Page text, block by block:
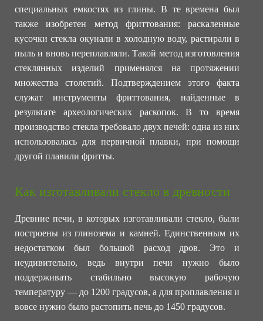
специальных емкостях из глины. В те времена был
также изобретен метод фриттования: раскаленные
кусочки стекла окунали в холодную воду, растирали в
пыль и вновь переплавляли. Такой метод изготовления
стеклянных изделий применялся на протяжении
множества столетий. Подтверждением этого факта
служат инструменты фриттования, найденные в
результате археологических раскопок. В то время
производство стекла требовало двух печей: одна из них
использовалась для первичной плавки, при помощи
другой плавили фритты.
Как изготавливали стекло в древности
Древние печи, в которых изготавливали стекло, были
построены из глинозема и камней. Единственным их
недостатком был большой расход дров. Это и
неудивительно, ведь внутри печи нужно было
поддерживать стабильно высокую рабочую
температуру — до 1200 градусов, а для проплавления и
вовсе нужно было растопить печь до 1450 градусов.